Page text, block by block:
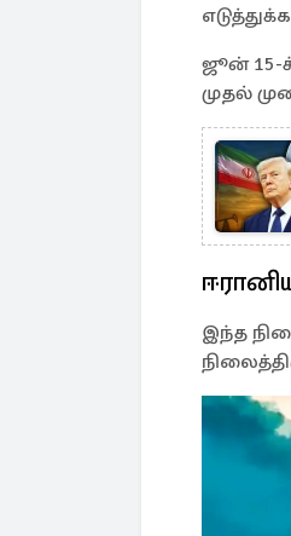
ஜூன் 15-
முதல்
இந்த